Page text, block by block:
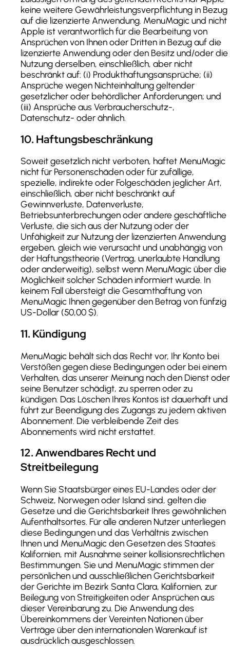
keine weitere Gewährleistungsverpflichtung in Bezug
auf die lizenzierte Anwendung. MenuMagic und nicht
Apple ist verantwortlich für die Bearbeitung von
Ansprüchen von Ihnen oder Dritten in Bezug auf die
lizenzierte Anwendung oder den Besitz und/oder die
Nutzung derselben, einschließlich, aber nicht
beschränkt auf: (i) Produkthaftungsansprüche; (ii)
Ansprüche wegen Nichteinhaltung geltender
gesetzlicher oder behördlicher Anforderungen; und
(iii) Ansprüche aus Verbraucherschutz-,
Datenschutz- oder ähnlich.
10. Haftungsbeschränkung
Soweit gesetzlich nicht verboten, haftet MenuMagic
nicht für Personenschäden oder für zufällige,
spezielle, indirekte oder Folgeschäden jeglicher Art,
einschließlich, aber nicht beschränkt auf
Gewinnverluste, Datenverluste,
Betriebsunterbrechungen oder andere geschäftliche
Verluste, die sich aus der Nutzung oder der
Unfähigkeit zur Nutzung der lizenzierten Anwendung
ergeben, gleich wie verursacht und unabhängig von
der Haftungstheorie (Vertrag, unerlaubte Handlung
oder anderweitig), selbst wenn MenuMagic über die
Möglichkeit solcher Schäden informiert wurde. In
keinem Fall übersteigt die Gesamthaftung von
MenuMagic Ihnen gegenüber den Betrag von fünfzig
US-Dollar (50,00 $).
11. Kündigung
MenuMagic behält sich das Recht vor, Ihr Konto bei
Verstößen gegen diese Bedingungen oder bei einem
Verhalten, das unserer Meinung nach den Dienst oder
seine Benutzer schädigt, zu sperren oder zu
kündigen. Das Löschen Ihres Kontos ist dauerhaft und
führt zur Beendigung des Zugangs zu jedem aktiven
Abonnement. Die verbleibende Zeit des
Abonnements wird nicht erstattet.
12.Anwendbares Recht und
Streitbeilegung
Wenn Sie Staatsbürger eines EU-Landes oder der
Schweiz, Norwegen oder Island sind, gelten die
Gesetze und die Gerichtsbarkeit Ihres gewöhnlichen
Aufenthaltsortes. Für alle anderen Nutzer unterliegen
diese Bedingungen und das Verhältnis zwischen
Ihnen und MenuMagic den Gesetzen des Staates
Kalifornien, mit Ausnahme seiner kollisionsrechtlichen
Bestimmungen. Sie und MenuMagic stimmen der
persönlichen und ausschließlichen Gerichtsbarkeit
der Gerichte im Bezirk Santa Clara, Kalifornien, zur
Beilegung von Streitigkeiten oder Ansprüchen aus
dieser Vereinbarung zu. Die Anwendung des
Übereinkommens der Vereinten Nationen über
Verträge über den internationalen Warenkauf ist
ausdrücklich ausgeschlossen.